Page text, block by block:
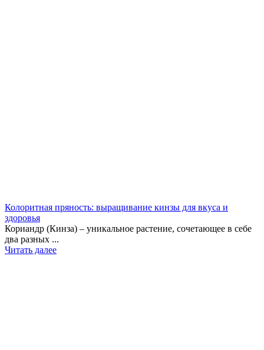
Колоритная пряность: выращивание кинзы для вкуса и
здоровья
Кориандр (Кинза) – уникальное растение, сочетающее в себе
два разных ...
Читать далее